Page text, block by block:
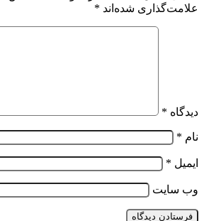
علامت‌گذاری شده‌اند *
دیدگاه *
نام *
ایمیل *
وب‌ سایت